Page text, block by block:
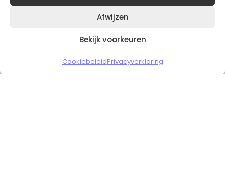
Afwijzen
Bekijk voorkeuren
CookiebeleidPrivacyverklaring